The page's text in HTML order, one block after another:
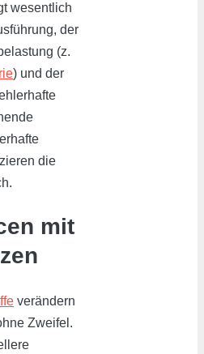
wesentlich
der
(z.
) und der
die
mit
verändern
Zweifel.